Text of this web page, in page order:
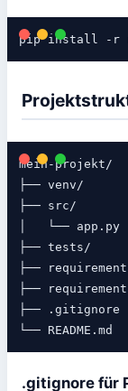
mein-projekt/
├── venv/
├── src/
│   └── app.py
├── tests/
├──
├──
├── .gitignore
.gitignore für